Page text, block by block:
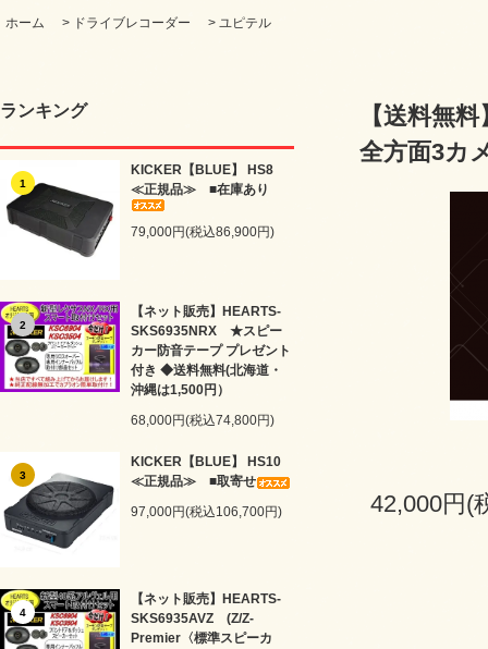
ホーム > ドライブレコーダー > ユピテル
ランキング
1
KICKER【BLUE】 HS8
≪正規品≫ ■在庫あり
79,000円(税込86,900円)
2
【ネット販売】HEARTS-
SKS6935NRX ★スピー
カー防音テープ プレゼント
付き ◆送料無料(北海道・
沖縄は1,500円）
68,000円(税込74,800円)
3
KICKER【BLUE】 HS10
≪正規品≫ ■取寄せ
97,000円(税込106,700円)
4
【ネット販売】HEARTS-
SKS6935AVZ (Z/Z-
Premier〈標準スピーカ
【送料無
全方面3カ
42,000円(